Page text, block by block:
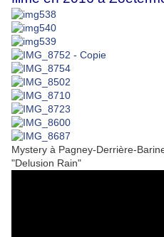
Mystery à Pagney-Derrière-
"Delusion Rain"